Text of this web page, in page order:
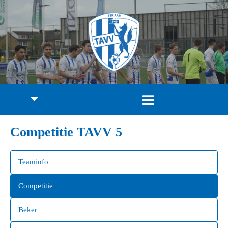
Competitie TAVV 5
Teaminfo
Competitie
Beker